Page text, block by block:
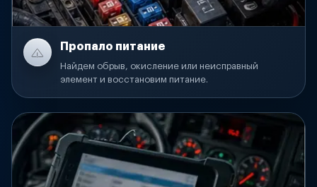
Пропало питание
Найдем обрыв, окисление или неисправный
элемент и восстановим питание.